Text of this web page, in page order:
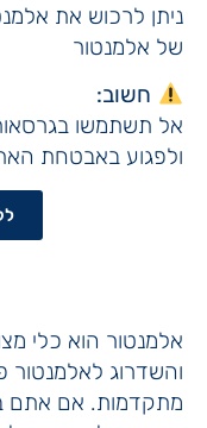
ניתן לרכוש את
של אלמנטור
חשוב:
אל תשתמשו בגרסאות
ולפגוע באבטחת
אלמנטור הוא כלי
והשדרוג לאלמנטור
מתקדמות. אם אתם